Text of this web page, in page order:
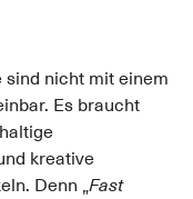
sind nicht mit einem
Es braucht
kreative
Denn „Fast